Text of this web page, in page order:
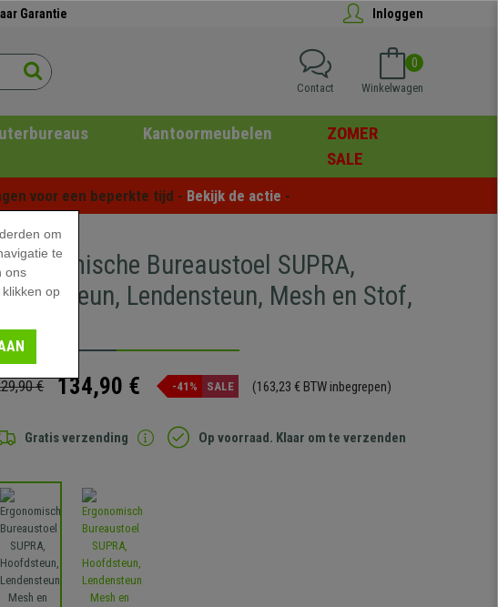
Garantie Inloggen
0
Winkelwagen
Contact
Kantoormeubelen
ZOMER
SALE
voor een beperkte tijd - Bekijk de actie -
Bureaustoel SUPRA,
Lendensteun, Mesh en Stof,
€ 134,90 € -41% SALE (163,23 € BTW inbegrepen)
Gratis verzending Op voorraad. Klaar om te verzenden
om
te
ons
klikken op